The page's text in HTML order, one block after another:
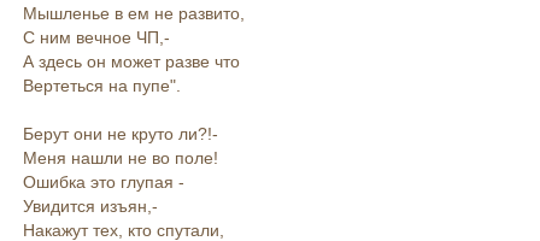
Мышленье в ем не развито,
С ним вечное ЧП,-
А здесь он может разве что
Вертеться на пупе".
Берут они не круто ли?!-
Меня нашли не во поле!
Ошибка это глупая -
Увидится изъян,-
Накажут тех, кто спутали,